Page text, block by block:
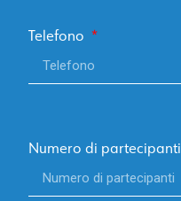
Telefono
Numero di partecipanti